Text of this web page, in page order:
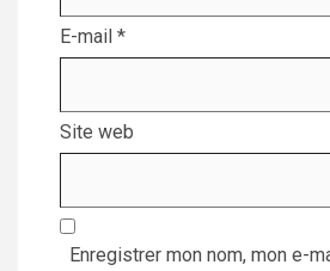
E-mail *
Site web
Enregistrer mon nom, mon e-